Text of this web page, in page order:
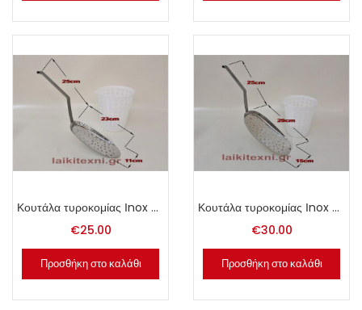
Κουτάλα τυροκομίας Ιnox Νο. 2.
€25.00
Προσθήκη στο καλάθι
Κουτάλα τυροκομίας Ιnox Νο. 3.
€30.00
Προσθήκη στο καλάθι